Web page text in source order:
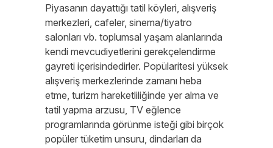
Piyasanın dayattığı tatil köyleri, alışveriş
merkezleri, cafeler, sinema/tiyatro
salonları vb. toplumsal yaşam alanlarında
kendi mevcudiyetlerini gerekçelendirme
gayreti içerisindedirler. Popülaritesi yüksek
alışveriş merkezlerinde zamanı heba
etme, turizm hareketliliğinde yer alma ve
tatil yapma arzusu, TV eğlence
programlarında görünme isteği gibi birçok
popüler tüketim unsuru, dindarları da